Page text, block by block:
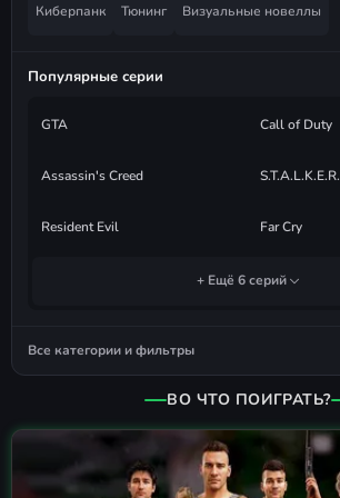
Киберпанк Тюнинг Визуальные новеллы
Популярные серии
GTA Call of Duty
Assassin's Creed S.T.A.L.K.E.R.
Resident Evil Far Cry
+ Ещё 6 серий
Все категории и фильтры
ВО ЧТО ПОИГРАТЬ?